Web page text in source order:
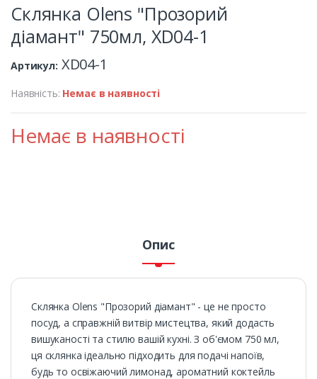
Склянка Olens "Прозорий
діамант" 750мл, XD04-1
Артикул: XD04-1
Наявність: Немає в наявності
Немає в наявності
Опис
Склянка Olens "Прозорий діамант" - це не просто
посуд, а справжній витвір мистецтва, який додасть
вишуканості та стилю вашій кухні. З об'ємом 750 мл,
ця склянка ідеально підходить для подачі напоїв,
будь то освіжаючий лимонад, ароматний коктейль